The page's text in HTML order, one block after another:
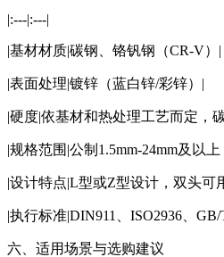
|:---|:---|
|基材材质|碳钢、铬钒钢（CR-V）|
|表面处理|镀锌（蓝白锌/彩锌）|
|硬度|依基材和热处理工艺而定，
|规格范围|公制1.5mm-24mm及以
|设计特点|L型或Z型设计，双头可
|执行标准|DIN911、ISO2936、GB/
六、适用场景与选购建议